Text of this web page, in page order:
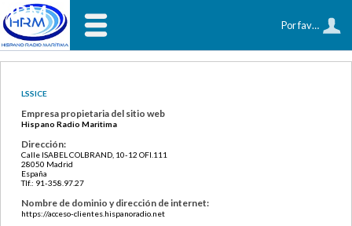
HRM
Por favor, identifíquese
LSSICE
Empresa propietaria del sitio web
Hispano Radio Maritima
Dirección:
Calle ISABEL COLBRAND, 10-12 OFI.111
28050 Madrid
España
Tlf.: 91-358.97.27
Nombre de dominio y dirección de internet:
https://acceso-clientes.hispanoradio.net